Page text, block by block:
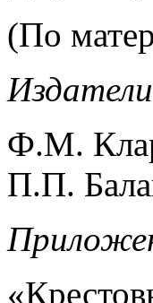
(По
Ф.М.
П.П.